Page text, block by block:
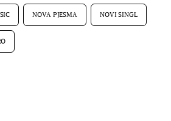
NOVA PJESMA NOVI SINGL